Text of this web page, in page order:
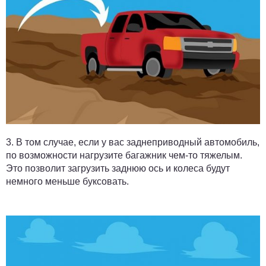
3. В том случае, если у вас заднеприводный автомобиль,
по возможности нагрузите багажник чем-то тяжелым.
Это позволит загрузить заднюю ось и колеса будут
немного меньше буксовать.